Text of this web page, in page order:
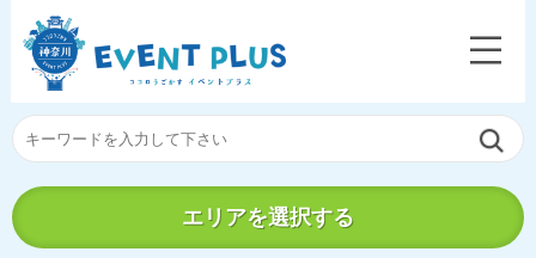
エリアを選択する